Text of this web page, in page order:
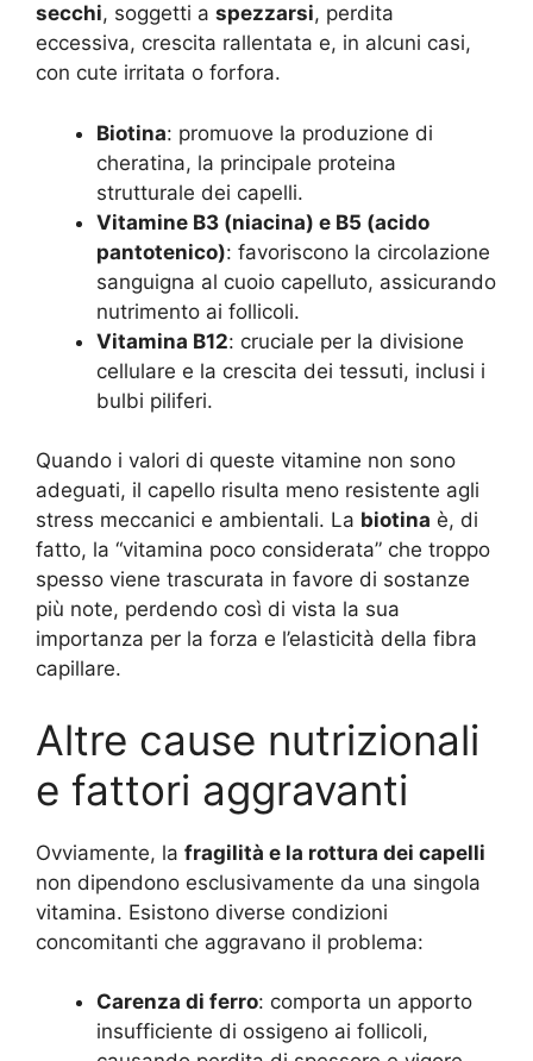
secchi, soggetti a spezzarsi, perdita
eccessiva, crescita rallentata e, in alcuni casi,
con cute irritata o forfora.
Biotina: promuove la produzione di
cheratina, la principale proteina
strutturale dei capelli.
Vitamine B3 (niacina) e B5 (acido
pantotenico): favoriscono la circolazione
sanguigna al cuoio capelluto, assicurando
nutrimento ai follicoli.
Vitamina B12: cruciale per la divisione
cellulare e la crescita dei tessuti, inclusi i
bulbi piliferi.
Quando i valori di queste vitamine non sono
adeguati, il capello risulta meno resistente agli
stress meccanici e ambientali. La biotina è, di
fatto, la “vitamina poco considerata” che troppo
spesso viene trascurata in favore di sostanze
più note, perdendo così di vista la sua
importanza per la forza e l’elasticità della fibra
capillare.
Altre cause nutrizionali
e fattori aggravanti
Ovviamente, la fragilità e la rottura dei capelli
non dipendono esclusivamente da una singola
vitamina. Esistono diverse condizioni
concomitanti che aggravano il problema:
Carenza di ferro: comporta un apporto
insufficiente di ossigeno ai follicoli,